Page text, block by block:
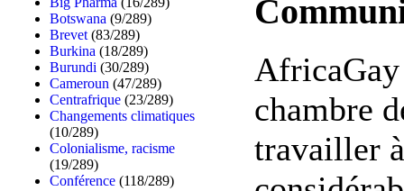
Botswana (9/289)
Brevet (83/289)
Burkina (18/289)
Burundi (30/289)
Cameroun (47/289)
Centrafrique (23/289)
Changements climatiques
(10/289)
Colonialisme, racisme
(19/289)
Conférence (118/289)
chambre
travailler